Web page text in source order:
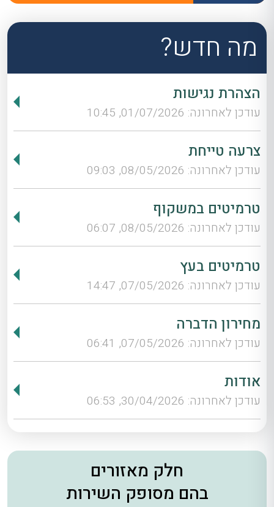
מה חדש?
הצהרת נגישות
עודכן לאחרונה: 01/07/2026, 10:45
צרעה טייחת
עודכן לאחרונה: 08/05/2026, 09:03
טרמיטים במשקוף
עודכן לאחרונה: 08/05/2026, 06:07
טרמיטים בעץ
עודכן לאחרונה: 07/05/2026, 14:47
מחירון הדברה
עודכן לאחרונה: 07/05/2026, 06:41
אודות
עודכן לאחרונה: 30/04/2026, 06:53
חלק מאזורים
בהם מסופק השירות